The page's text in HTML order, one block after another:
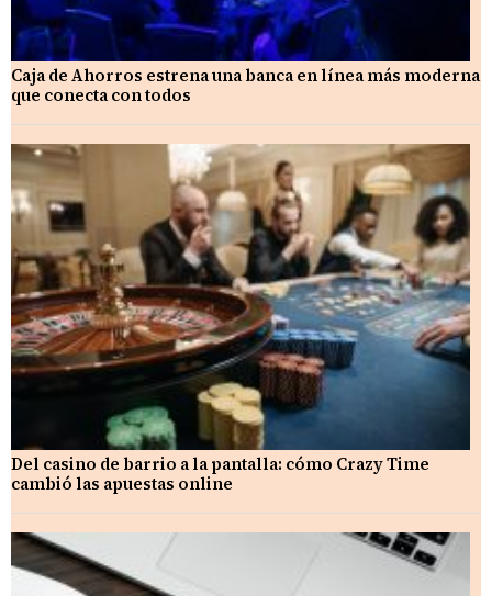
Caja de Ahorros estrena una banca en línea más moderna
que conecta con todos
Del casino de barrio a la pantalla: cómo Crazy Time
cambió las apuestas online